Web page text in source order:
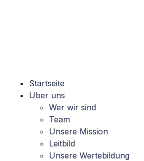
Startseite
Über uns
Wer wir sind
Team
Unsere Mission
Leitbild
Unsere Wertebildung